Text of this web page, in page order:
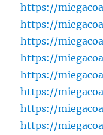
https://
https://
https://
https://
https://
https://
https://
https://